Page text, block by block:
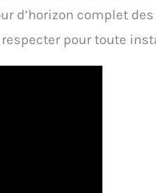
d’horizon complet
pour toute